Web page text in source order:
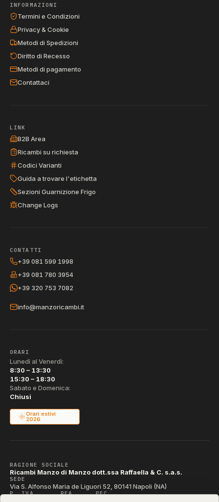
INFORMAZIONI
Termini e Condizioni
Privacy & Cookie
Metodi di Spedizioni
Diritto di Recesso
Metodi di pagamento
Contattaci
LINK
B2B Area
Ricambi su richiesta
Codici Varianti
Guida a trovare l'etichetta
Sezioni Guarnizione Frigo
Change Logs
CONTATTI
+39 081 599 1998
+39 081 780 3954
+39 320 753 7082
info@manzoricambi.it
ORARI
Lunedì al Venerdì:
8:30 – 13:30
15:30 – 18:30
Sabato e Domenica:
Chiusi
Orari estivi
2026
RAGIONE SOCIALE
Ricambi Manzo di Manzo dott.ssa Raffaella & C. s.a.s.
SEDE
Via S. Alfonso Maria de Liguori 52, 80141 Napoli (NA)
P. IVA REA PEC